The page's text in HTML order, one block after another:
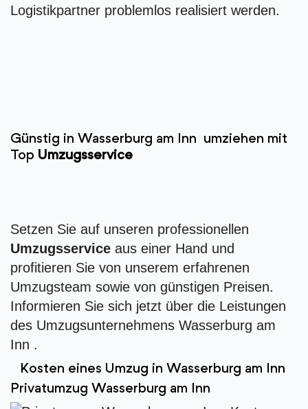
Logistikpartner problemlos realisiert werden.
Günstig in Wasserburg am Inn umziehen mit
Top Umzugsservice
Setzen Sie auf unseren professionellen
Umzugsservice aus einer Hand und
profitieren Sie von unserem erfahrenen
Umzugsteam sowie von günstigen Preisen.
Informieren Sie sich jetzt über die Leistungen
des Umzugsunternehmens Wasserburg am
Inn .
Kosten eines Umzug in Wasserburg am Inn
Privatumzug Wasserburg am Inn